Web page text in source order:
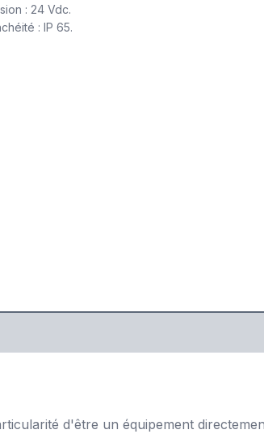
: 24 Vdc.
: IP 65.
d'être un équipement